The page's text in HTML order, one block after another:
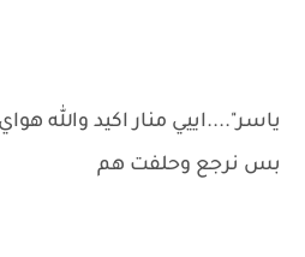
ياسر"....اييي منار اكيد والله
بس نرجع وحلفت هم